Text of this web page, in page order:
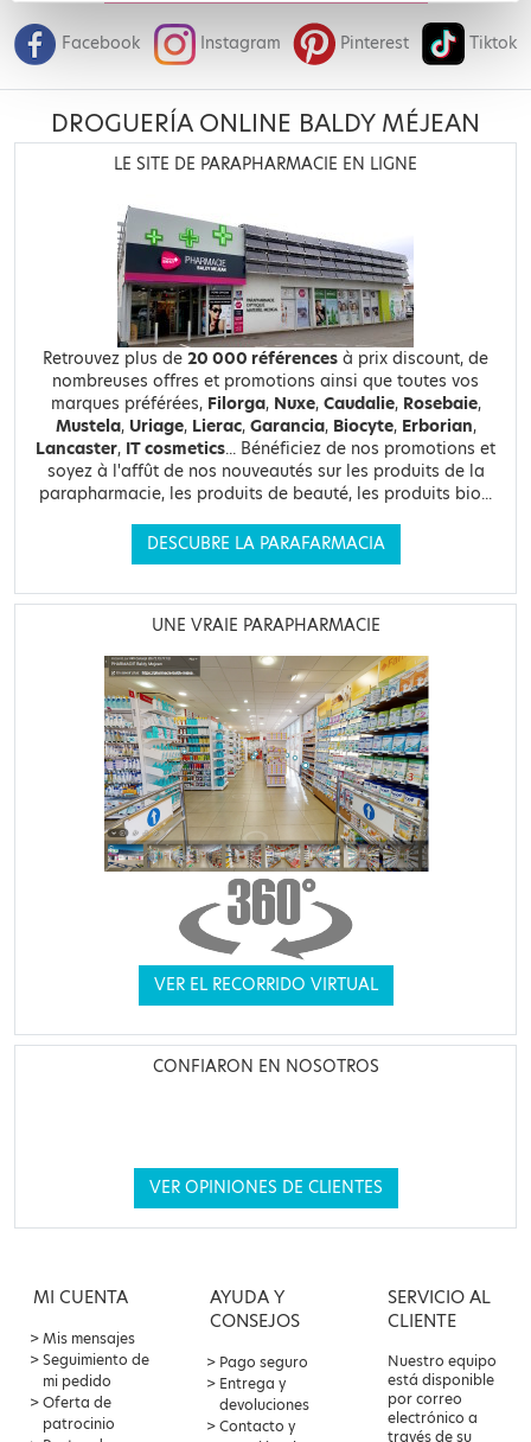
Facebook Instagram Pinterest Tiktok
DROGUERÍA ONLINE BALDY MÉJEAN
LE SITE DE PARAPHARMACIE EN LIGNE
Retrouvez plus de 20 000 références à prix discount, de
nombreuses offres et promotions ainsi que toutes vos
marques préférées, Filorga, Nuxe, Caudalie, Rosebaie,
Mustela, Uriage, Lierac, Garancia, Biocyte, Erborian,
Lancaster, IT cosmetics... Bénéficiez de nos promotions et
soyez à l'affût de nos nouveautés sur les produits de la
parapharmacie, les produits de beauté, les produits bio...
DESCUBRE LA PARAFARMACIA
UNE VRAIE PARAPHARMACIE
VER EL RECORRIDO VIRTUAL
CONFIARON EN NOSOTROS
VER OPINIONES DE CLIENTES
MI CUENTA
Mis mensajes
Seguimiento de
mi pedido
Oferta de
patrocinio
AYUDA Y
CONSEJOS
Pago seguro
Entrega y
devoluciones
Contacto y
SERVICIO AL
CLIENTE
Nuestro equipo
está disponible
por correo
electrónico a
través de su